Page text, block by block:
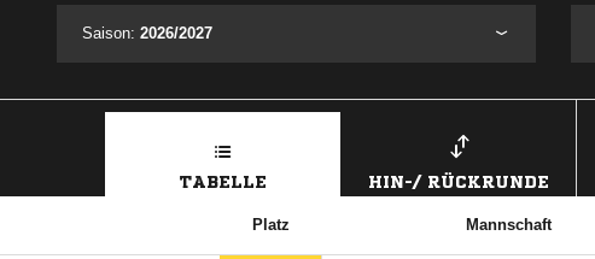
Saison: 2026/2027
TABELLE HIN-/ RÜCKRUNDE
Platz Mannschaft